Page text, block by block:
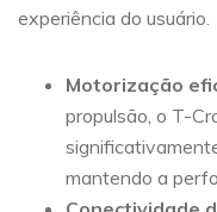
experiência do usuário.
Motorização
propulsão, o T-
mantendo a